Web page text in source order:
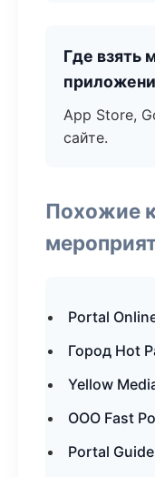
Где взять
App Store,
сайте.
Похожие
Portal
Город Hot
Yellow
ООО Fast
Portal